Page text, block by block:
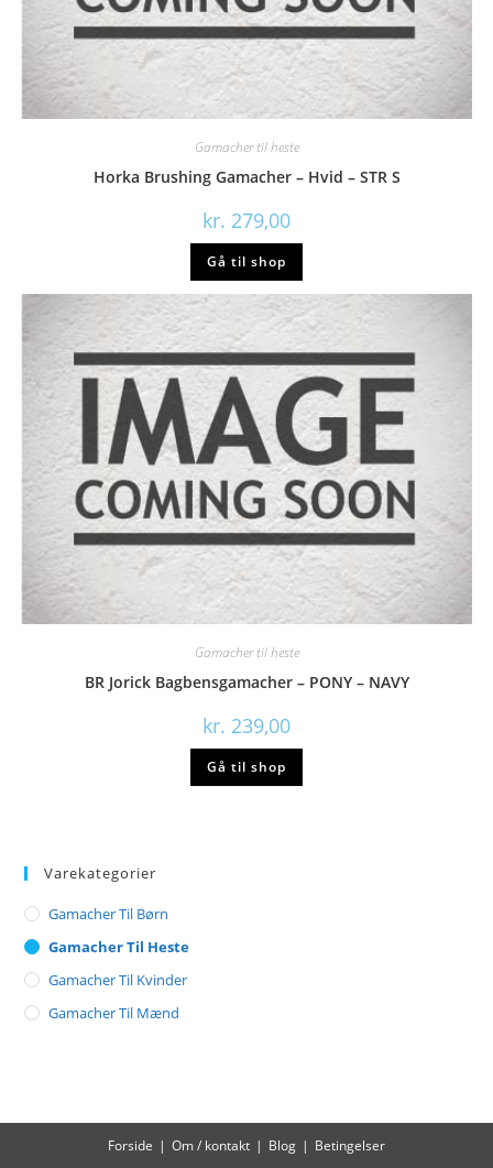
Gamacher til heste
Horka Brushing Gamacher – Hvid – STR S
kr. 279,00
Gå til shop
Gamacher til heste
BR Jorick Bagbensgamacher – PONY – NAVY
kr. 239,00
Gå til shop
Varekategorier
Gamacher Til Børn
Gamacher Til Heste
Gamacher Til Kvinder
Gamacher Til Mænd
Forside Om / kontakt Blog Betingelser